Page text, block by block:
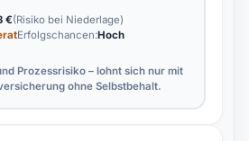
€(Risiko bei Niederlage)
Erfolgschancen:Hoch
Prozessrisiko – lohnt sich nur mit
ohne Selbstbehalt.